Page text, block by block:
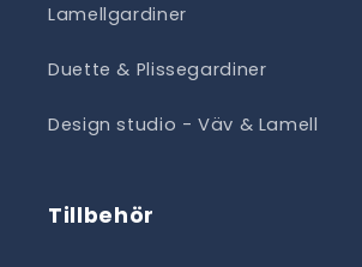
Lamellgardiner
Duette & Plissegardiner
Design studio - Väv & Lamell
Tillbehör